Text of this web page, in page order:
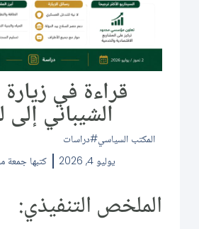
قراءة في زيارة
الشيباني إلى
المكتب السياسي دراسات
يوليو 4, 2026
كتبها جمعة
الملخص التنفيذي: